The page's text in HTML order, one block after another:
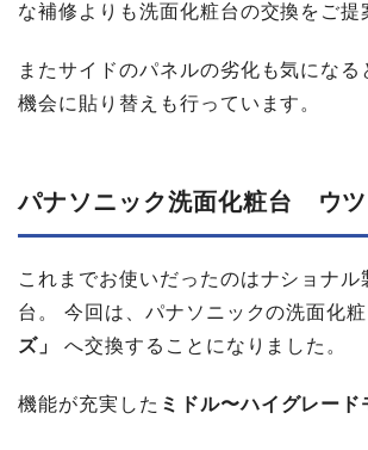
な補修よりも洗面化粧台の交換をご提
またサイドのパネルの劣化も気になる
機会に貼り替えも行っています。
パナソニック洗面化粧台 ウ
これまでお使いだったのはナショナル
台。 今回は、パナソニックの洗面化粧
ズ」
へ交換することになりました。
機能が充実した ミドル〜ハイグレード